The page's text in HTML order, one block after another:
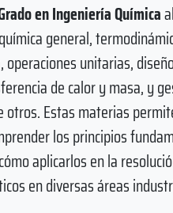
en Ingeniería Química
general,
operaciones unitarias,
de calor y masa, y
otros. Estas materias
los principios
aplicarlos en la
en diversas áreas